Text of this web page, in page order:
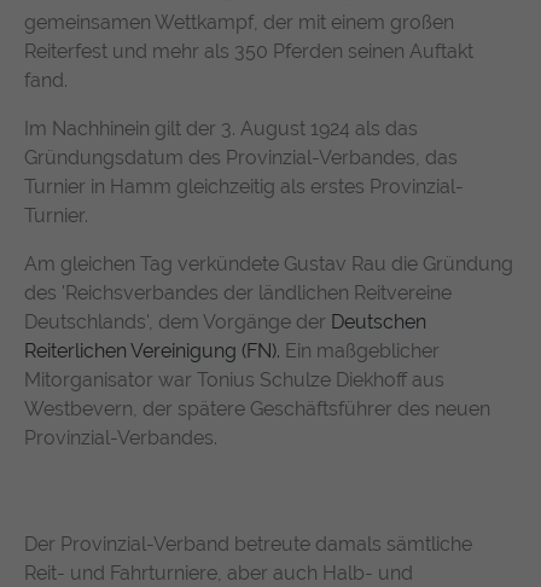
gemeinsamen Wettkampf, der mit einem großen
Reiterfest und mehr als 350 Pferden seinen Auftakt
fand.
Im Nachhinein gilt der 3. August 1924 als das
Gründungsdatum des Provinzial-Verbandes, das
Turnier in Hamm gleichzeitig als erstes Provinzial-
Turnier.
Am gleichen Tag verkündete Gustav Rau die Gründung
des 'Reichsverbandes der ländlichen Reitvereine
Deutschlands', dem Vorgänge der Deutschen
Reiterlichen Vereinigung (FN). Ein maßgeblicher
Mitorganisator war Tonius Schulze Diekhoff aus
Westbevern, der spätere Geschäftsführer des neuen
Provinzial-Verbandes.
Der Provinzial-Verband betreute damals sämtliche
Reit- und Fahrturniere, aber auch Halb- und
Anbieter TYPO3
Laufzeit
Zweck
Enthält die gewählten Tracking-Optin-
Einstellungen.
durchschnittliche Verweildauer auf der
Website und welche Seiten gelesen
Name _pk_ses, _pk_cvar, _pk_hsr
Anbieter Matomo
Laufzeit 30 Minuten
Zweck
genutzt, um Seitenabrufe des Besuchers
während der Sitzung nachzuverfolgen.
Privatsphäre zu schützen und gleichzeitig den Service zu
verbessern.
Anbieter Chatbase (https://www.chatbase.co)
Laufzeit
Zweck
Der Cookie unterstützt die Funktionalität
des Chatbots, indem er anonymisierte
Daten erfasst, um Ihre Erfahrung zu
verbessern und den Service für alle
Nutzer optimal zu gestalten.
Externe Inhalte
Bestimmte Funktionen dienen dazu, Inhalte oder Angebote
Google Maps) veröffentlicht sind, auch auf unserer
Webseite anzuzeigen und wiederzugeben.
Name YouTube
Anbieter
Google Ireland Limited, Gordon House,
Barrow Street, Dublin 4, Ireland
Zweck
entsperren.
https://policies.google.com/privacy
Cookie-Informationen anzeigen